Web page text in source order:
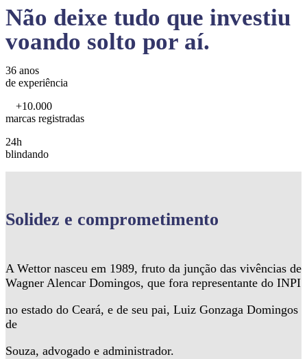
Não deixe tudo que investiu
voando solto por aí.
36 anos
de experiência
+10.000
marcas registradas
24h
blindando
Solidez e comprometimento
A Wettor nasceu em 1989, fruto da junção das vivências de
Wagner Alencar Domingos, que fora representante do INPI
no estado do Ceará, e de seu pai, Luiz Gonzaga Domingos
de
Souza, advogado e administrador.